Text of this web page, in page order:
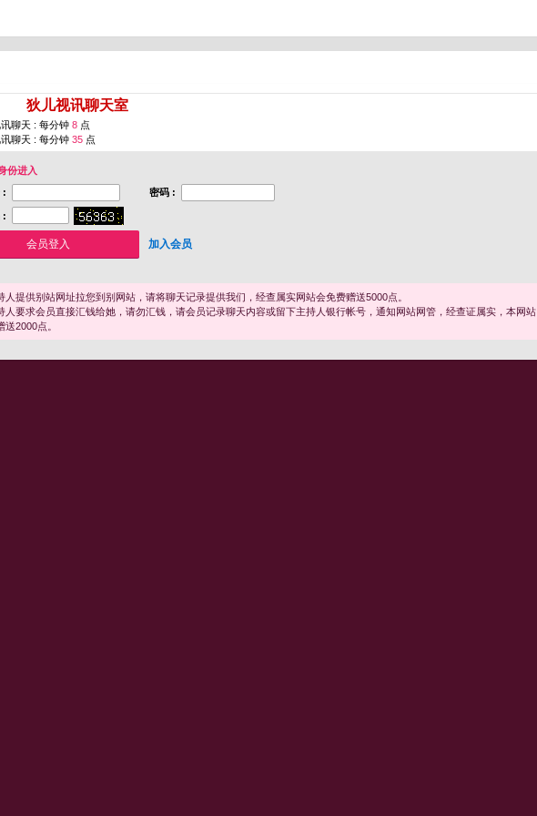
狄儿视讯聊天室
聊天 : 每分钟 8 点
聊天 : 每分钟 35 点
份进入
:
密码 :
:
加入会员
人提供别站网址拉您到别网站，请将聊天记录提供我们，经查属实网站会免费赠送5000点。
人要求会员直接汇钱给她，请勿汇钱，请会员记录聊天内容或留下主持人银行帐号，通知网站网管，经查证属实，本网站
送2000点。